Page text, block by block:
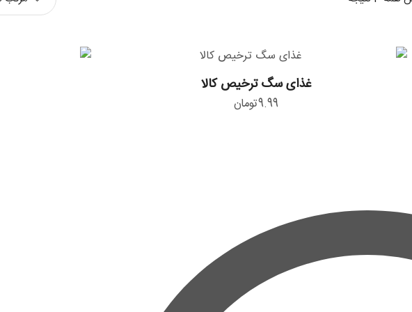
غذای
سگ
ترخیص
غذای سگ ترخیص کالا
9.99تومان